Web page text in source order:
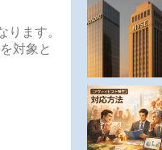
ます。
対象と